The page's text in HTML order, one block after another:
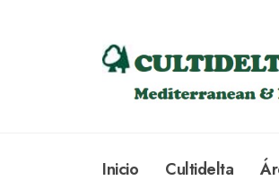
Inicio Cultidelta